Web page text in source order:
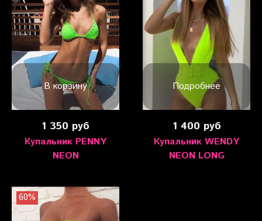
В корзину
1 350 руб
Купальник PENNY
NEON
Подробнее
1 400 руб
Купальник WENDY
NEON LONG
60%